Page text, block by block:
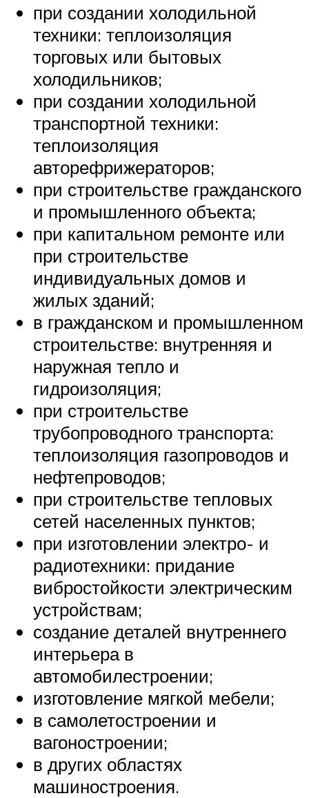
при создании холодильной
техники: теплоизоляция
торговых или бытовых
холодильников;
при создании холодильной
транспортной техники:
теплоизоляция
авторефрижераторов;
при строительстве гражданского
и промышленного объекта;
при капитальном ремонте или
при строительстве
индивидуальных домов и
жилых зданий;
в гражданском и промышленном
строительстве: внутренняя и
наружная тепло и
гидроизоляция;
при строительстве
трубопроводного транспорта:
теплоизоляция газопроводов и
нефтепроводов;
при строительстве тепловых
сетей населенных пунктов;
при изготовлении электро- и
радиотехники: придание
вибростойкости электрическим
устройствам;
создание деталей внутреннего
интерьера в
автомобилестроении;
изготовление мягкой мебели;
в самолетостроении и
вагоностроении;
в других областях
машиностроения.